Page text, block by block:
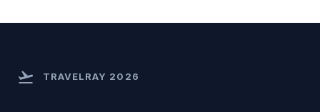
flight_takeoff TRAVELRAY 2026